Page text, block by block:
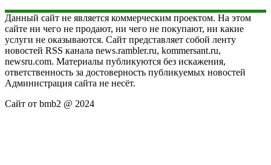
Данный сайт не является коммерческим проектом. На этом
сайте ни чего не продают, ни чего не покупают, ни какие
услуги не оказываются. Сайт представляет собой ленту
новостей RSS канала news.rambler.ru, kommersant.ru,
newsru.com. Материалы публикуются без искажения,
ответственность за достоверность публикуемых новостей
Администрация сайта не несёт.
Сайт от bmb2 @ 2024